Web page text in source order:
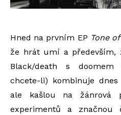
Hned na prvním EP Tone
že hrát umí a především,
Black/death s doomem
chcete-li) kombinuje
ale kašlou na žánrová
experimentů a značnou